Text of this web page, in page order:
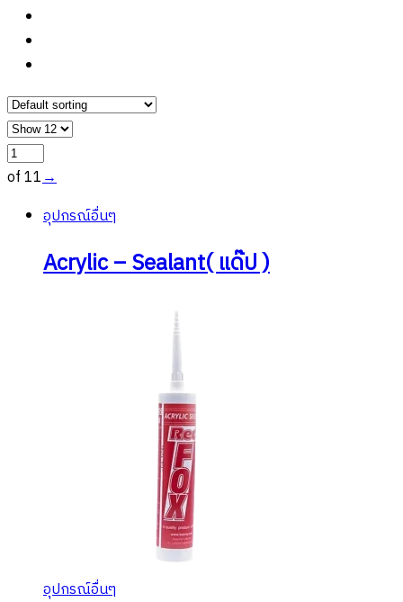
of 11→
อุปกรณ์อื่นๆ
Acrylic – Sealant( แด๊ป )
อุปกรณ์อื่นๆ